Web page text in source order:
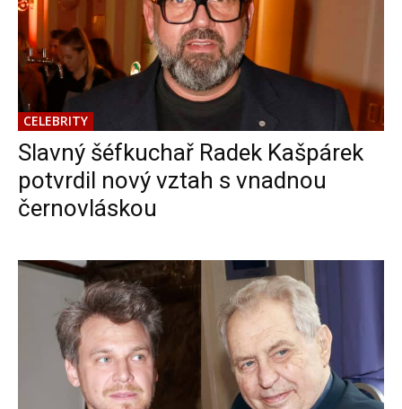
CELEBRITY
Slavný šéfkuchař Radek Kašpárek
potvrdil nový vztah s vnadnou
černovláskou